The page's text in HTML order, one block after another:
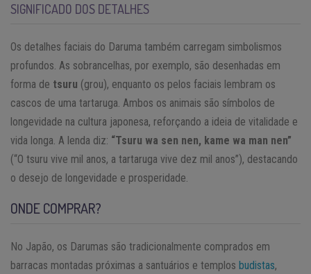
SIGNIFICADO DOS DETALHES
Os detalhes faciais do Daruma também carregam simbolismos
profundos. As sobrancelhas, por exemplo, são desenhadas em
forma de tsuru (grou), enquanto os pelos faciais lembram os
cascos de uma tartaruga. Ambos os animais são símbolos de
longevidade na cultura japonesa, reforçando a ideia de vitalidade e
vida longa. A lenda diz: “Tsuru wa sen nen, kame wa man nen”
(“O tsuru vive mil anos, a tartaruga vive dez mil anos”), destacando
o desejo de longevidade e prosperidade.
ONDE COMPRAR?
No Japão, os Darumas são tradicionalmente comprados em
barracas montadas próximas a santuários e templos budistas,